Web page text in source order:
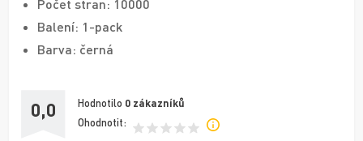
Počet stran: 10000
Balení: 1-pack
Barva: černá
0,0 Hodnotilo 0 zákazníků
Ohodnotit: